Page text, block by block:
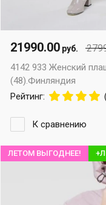
4142 933 Женский
(48).Финляндия
Рейтинг:
21990.00 руб.
К сравнению
ЛЕТОМ ВЫГОДНЕЕ!